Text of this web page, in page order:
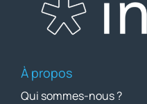
À propos
Qui sommes-nous ?